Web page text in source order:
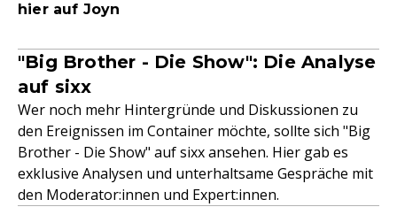
hier auf Joyn
"Big Brother - Die Show": Die Analyse
auf sixx
Wer noch mehr Hintergründe und Diskussionen zu
den Ereignissen im Container möchte, sollte sich "Big
Brother - Die Show" auf sixx ansehen. Hier gab es
exklusive Analysen und unterhaltsame Gespräche mit
den Moderator:innen und Expert:innen.